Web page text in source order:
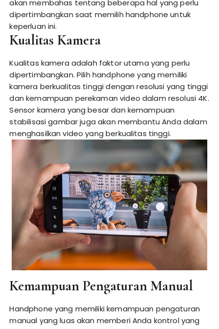
akan membahas tentang beberapa hal yang perlu
dipertimbangkan saat memilih handphone untuk
keperluan ini.
Kualitas Kamera
Kualitas kamera adalah faktor utama yang perlu
dipertimbangkan. Pilih handphone yang memiliki
kamera berkualitas tinggi dengan resolusi yang tinggi
dan kemampuan perekaman video dalam resolusi 4K.
Sensor kamera yang besar dan kemampuan
stabilisasi gambar juga akan membantu Anda dalam
menghasilkan video yang berkualitas tinggi.
Kemampuan Pengaturan Manual
Handphone yang memiliki kemampuan pengaturan
manual yang luas akan memberi Anda kontrol yang